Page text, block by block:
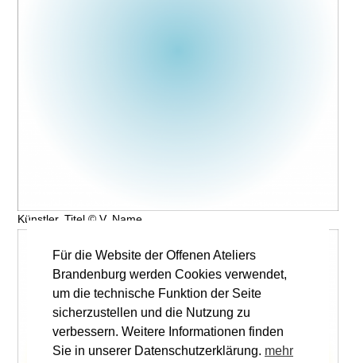
Künstler, Titel © V. Name
Für die Website der Offenen Ateliers
Brandenburg werden Cookies verwendet,
um die technische Funktion der Seite
sicherzustellen und die Nutzung zu
verbessern. Weitere Informationen finden
Sie in unserer Datenschutzerklärung. mehr